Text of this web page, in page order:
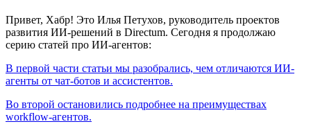
Привет, Хабр! Это Илья Петухов, руководитель проектов
развития ИИ-решений в Directum. Сегодня я продолжаю
серию статей про ИИ-агентов:
В первой части статьи мы разобрались, чем отличаются ИИ-
агенты от чат-ботов и ассистентов.
Во второй остановились подробнее на преимуществах
workflow-агентов.